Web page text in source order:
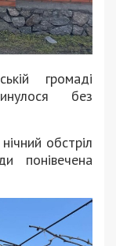
громаді
без
обстріл
понівечена